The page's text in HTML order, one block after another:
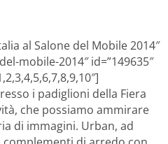
al Salone del Mobile 2014″
mobile-2014″ id=”149635″
i padiglioni della Fiera
che possiamo ammirare
di immagini. Urban, ad